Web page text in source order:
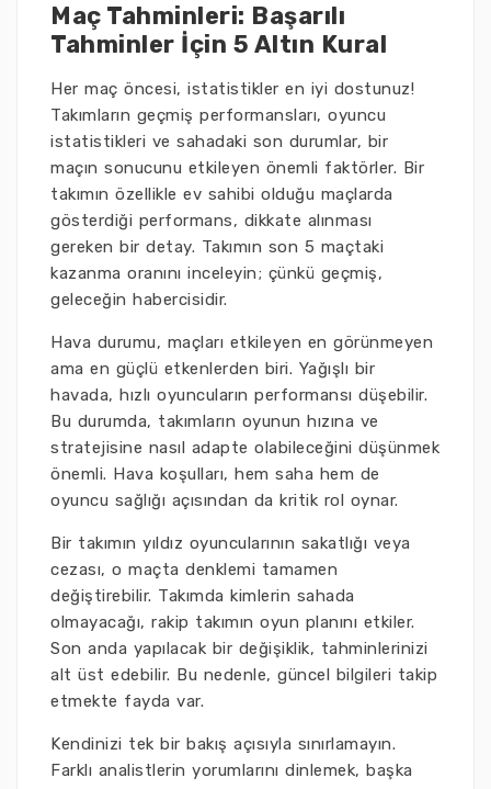
Maç Tahminleri: Başarılı
Tahminler İçin 5 Altın Kural
Her maç öncesi, istatistikler en iyi dostunuz!
Takımların geçmiş performansları, oyuncu
istatistikleri ve sahadaki son durumlar, bir
maçın sonucunu etkileyen önemli faktörler. Bir
takımın özellikle ev sahibi olduğu maçlarda
gösterdiği performans, dikkate alınması
gereken bir detay. Takımın son 5 maçtaki
kazanma oranını inceleyin; çünkü geçmiş,
geleceğin habercisidir.
Hava durumu, maçları etkileyen en görünmeyen
ama en güçlü etkenlerden biri. Yağışlı bir
havada, hızlı oyuncuların performansı düşebilir.
Bu durumda, takımların oyunun hızına ve
stratejisine nasıl adapte olabileceğini düşünmek
önemli. Hava koşulları, hem saha hem de
oyuncu sağlığı açısından da kritik rol oynar.
Bir takımın yıldız oyuncularının sakatlığı veya
cezası, o maçta denklemi tamamen
değiştirebilir. Takımda kimlerin sahada
olmayacağı, rakip takımın oyun planını etkiler.
Son anda yapılacak bir değişiklik, tahminlerinizi
alt üst edebilir. Bu nedenle, güncel bilgileri takip
etmekte fayda var.
Kendinizi tek bir bakış açısıyla sınırlamayın.
Farklı analistlerin yorumlarını dinlemek, başka